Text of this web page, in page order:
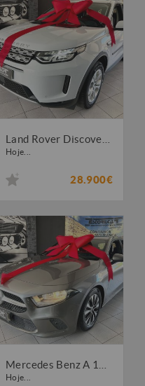
Hoje...
28.900€
Hoje...